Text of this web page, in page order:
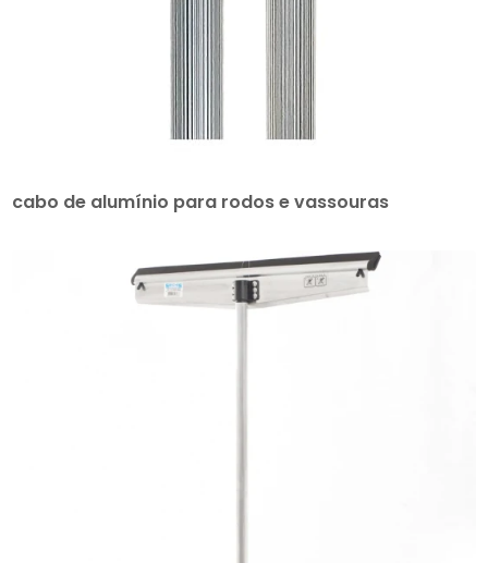
cabo de alumínio para rodos e vassouras